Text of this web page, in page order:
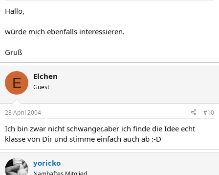
Hallo,
würde mich ebenfalls interessieren.
Gruß
E Elchen
Guest
28 April 2004 #10
Ich bin zwar nicht schwanger,aber ich finde die Idee echt
klasse von Dir und stimme einfach auch ab :-D
yoricko